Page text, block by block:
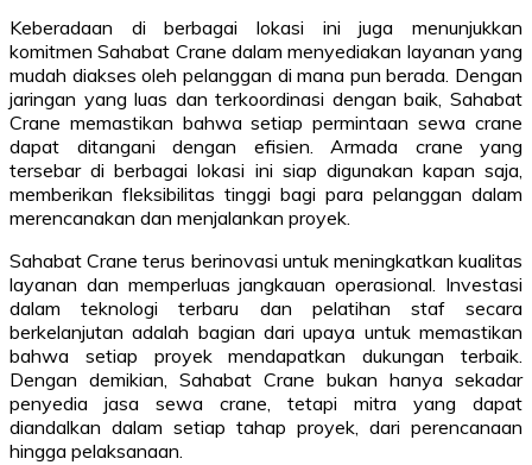
Keberadaan di berbagai lokasi ini juga menunjukkan
komitmen Sahabat Crane dalam menyediakan layanan yang
mudah diakses oleh pelanggan di mana pun berada. Dengan
jaringan yang luas dan terkoordinasi dengan baik, Sahabat
Crane memastikan bahwa setiap permintaan sewa crane
dapat ditangani dengan efisien. Armada crane yang
tersebar di berbagai lokasi ini siap digunakan kapan saja,
memberikan fleksibilitas tinggi bagi para pelanggan dalam
merencanakan dan menjalankan proyek.
Sahabat Crane terus berinovasi untuk meningkatkan kualitas
layanan dan memperluas jangkauan operasional. Investasi
dalam teknologi terbaru dan pelatihan staf secara
berkelanjutan adalah bagian dari upaya untuk memastikan
bahwa setiap proyek mendapatkan dukungan terbaik.
Dengan demikian, Sahabat Crane bukan hanya sekadar
penyedia jasa sewa crane, tetapi mitra yang dapat
diandalkan dalam setiap tahap proyek, dari perencanaan
hingga pelaksanaan.